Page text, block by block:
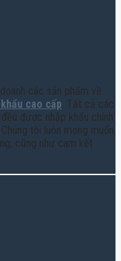
các sản phẩm về
cao cấp. Tất cả các
được nhập khẩu chính
tôi luôn mong muốn
cũng như cam kết